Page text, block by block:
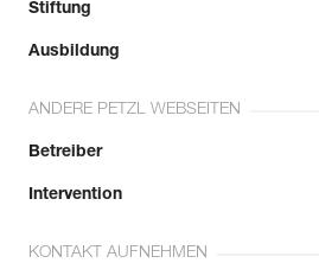
Stiftung
Ausbildung
ANDERE PETZL WEBSEITEN
Betreiber
Intervention
KONTAKT AUFNEHMEN